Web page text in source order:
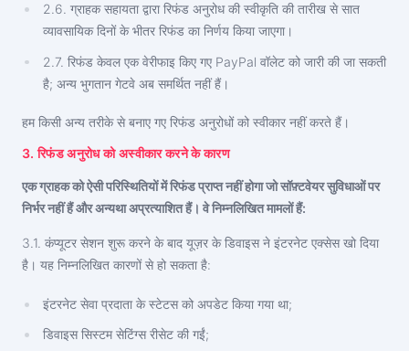
2.6. ग्राहक सहायता द्वारा रिफंड अनुरोध की स्वीकृति की तारीख से सात
व्यावसायिक दिनों के भीतर रिफंड का निर्णय किया जाएगा।
2.7. रिफंड केवल एक वेरीफाइ किए गए PayPal वॉलेट को जारी की जा सकती
है; अन्य भुगतान गेटवे अब समर्थित नहीं हैं।
हम किसी अन्य तरीके से बनाए गए रिफंड अनुरोधों को स्वीकार नहीं करते हैं।
3. रिफंड अनुरोध को अस्वीकार करने के कारण
एक ग्राहक को ऐसी परिस्थितियों में रिफंड प्राप्त नहीं होगा जो सॉफ़्टवेयर सुविधाओं पर
निर्भर नहीं हैं और अन्यथा अप्रत्याशित हैं। वे निम्नलिखित मामलों हैं:
3.1. कंप्यूटर सेशन शुरू करने के बाद यूज़र के डिवाइस ने इंटरनेट एक्सेस खो दिया
है। यह निम्नलिखित कारणों से हो सकता है:
इंटरनेट सेवा प्रदाता के स्टेटस को अपडेट किया गया था;
डिवाइस सिस्टम सेटिंग्स रीसेट की गईं;